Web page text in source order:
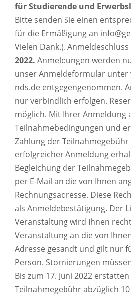
für Studierende und
Bitte senden Sie einen
für die Ermäßigung an
Vielen Dank.).
2022. Anmeldungen werden
unser Anmeldeformular unter
nds.de entgegengenommen.
nur verbindlich erfolgen.
möglich. Mit Ihrer Anmeldung
Teilnahmebedingungen und
Zahlung der Teilnahmegebühr
erfolgreicher Anmeldung
Begleichung der
per E-Mail an die von Ihnen
Rechnungsadresse. Diese
als Anmeldebestätigung. Der
Veranstaltung wird Ihnen
Veranstaltung an die von
Adresse gesandt und gilt nur
Person. Stornierungen
Bis zum 17. Juni 2022
Teilnahmegebühr abzüglich